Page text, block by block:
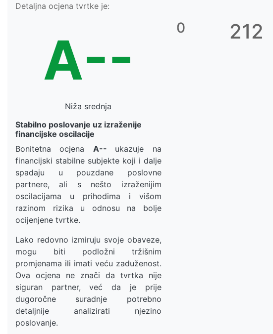
Detaljna ocjena tvrtke je:
A--
Niža srednja
Stabilno poslovanje uz izraženije
financijske oscilacije
Bonitetna ocjena A-- ukazuje na
financijski stabilne subjekte koji i dalje
spadaju u pouzdane poslovne
partnere, ali s nešto izraženijim
oscilacijama u prihodima i višom
razinom rizika u odnosu na bolje
ocijenjene tvrtke.
Lako redovno izmiruju svoje obaveze,
mogu biti podložni tržišnim
promjenama ili imati veću zaduženost.
Ova ocjena ne znači da tvrtka nije
siguran partner, već da je prije
dugoročne suradnje potrebno
detaljnije analizirati njezino
poslovanje.
0 212